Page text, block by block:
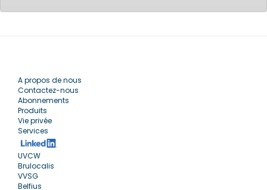
A propos de nous
Contactez-nous
Abonnements
Produits
Vie privée
Services
UVCW
Brulocalis
VVSG
Belfius